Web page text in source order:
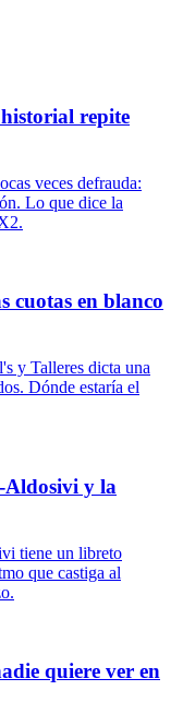
historial repite
veces defrauda:
Lo que dice la
cuotas en blanco
y Talleres dicta una
Dónde estaría el
Aldosivi y la
tiene un libreto
que castiga al
quiere ver en